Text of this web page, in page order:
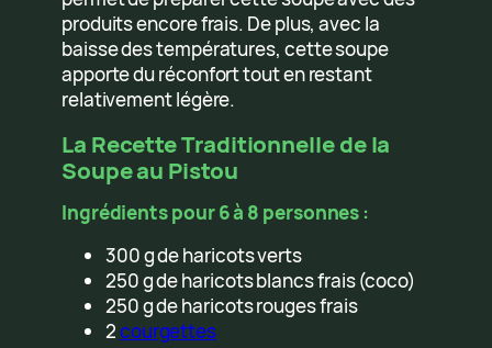
produits encore frais. De plus, avec la
baisse des températures, cette soupe
apporte du réconfort tout en restant
relativement légère.
La Recette Traditionnelle de la
Soupe au Pistou
Ingrédients pour 6 à 8 personnes :
300 g de haricots verts
250 g de haricots blancs frais (coco)
250 g de haricots rouges frais
2courgettes